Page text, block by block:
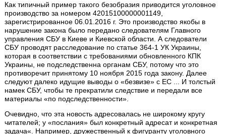
Как типичный пример такого безобразия приводится уголовное
производство за номером 42015100000001149,
зарегистрированное 06.01.2016 г. Это производство якобы в
нарушение закона было передано следователям Главного
управления СБУ в Киеве и Киевской области. А следователи
СБУ проводят расследование по статье 364-1 УК Украины,
которая в соответствии с требованиями обновленного КПК
Украины, не подследственна органам СБУ, потому что это
противоречит принятому 10 ноября 2015 года закону. Далее
следуют далеко идущие выводы о «безвизе» с ЕС ... И толстый
намек СБУ, чтобы те прекратили следствие и передали все
материалы «по подследственности».
Очевидно, что эта новость адресовалась не широкому кругу
читателей; у «послания» был конкретный адресат и конкретная
задача«. Например, дружественный к фигуранту уголовного